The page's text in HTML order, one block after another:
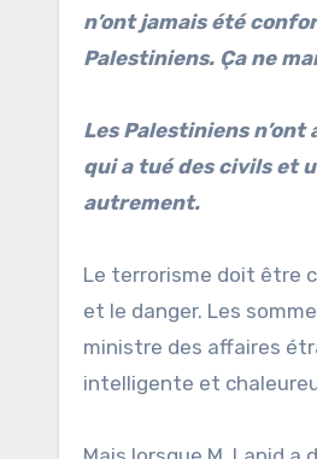
n’ont jamais été
Palestiniens. Ça ne
Les Palestiniens
qui a tué des civils et
autrement.
Le terrorisme doit être
et le danger. Les
ministre des affaires
intelligente et